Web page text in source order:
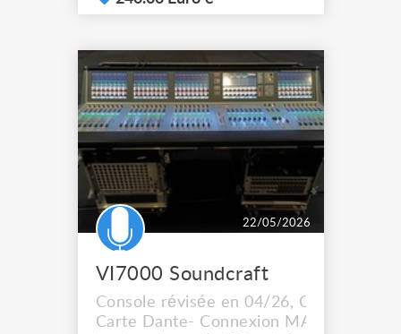
explique son très bel état
sonorisation de spectacles,
concerts, conférences,
écoles de musique,
associations ou prestations
événement...
22/05/2026
VI7000 Soundcraft
Console révisée en 04/26, Carte DSP
Carte Dante- Connexion MADI- Carte